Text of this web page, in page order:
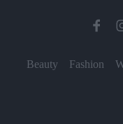
Beauty Fashion